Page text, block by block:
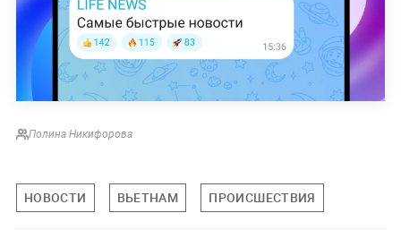
Полина Никифорова
НОВОСТИ ВЬЕТНАМ ПРОИСШЕСТВИЯ